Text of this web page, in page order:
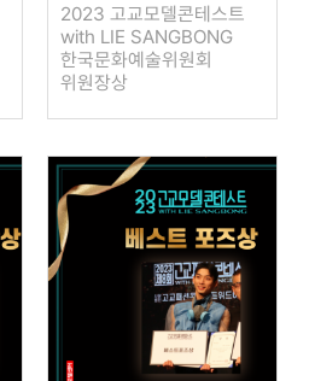
2023 고교모델콘테스트
with LIE SANGBONG
한국문화예술위원회
위원장상